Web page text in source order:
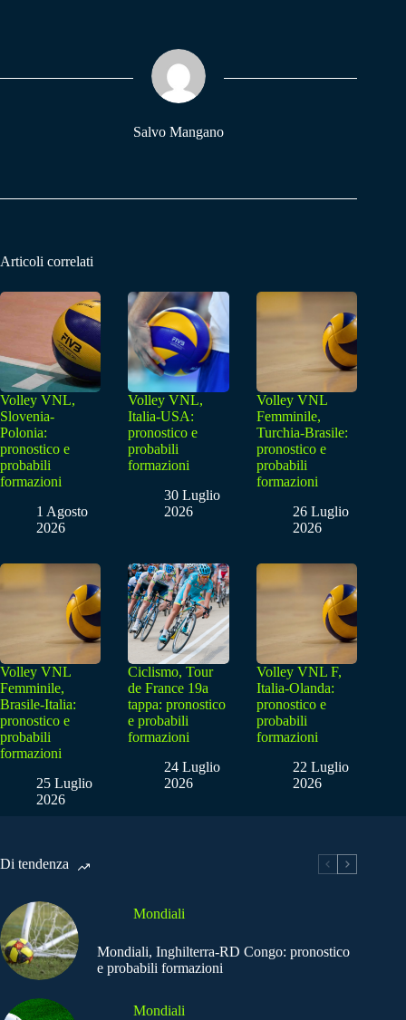
pp m
Salvo Mangano
Articoli correlati
Volley VNL,
Slovenia-
Polonia:
pronostico e
probabili
formazioni
1 Agosto
2026
Volley VNL,
Italia-USA:
pronostico e
probabili
formazioni
30 Luglio
2026
Volley VNL
Femminile,
Turchia-Brasile:
pronostico e
probabili
formazioni
26 Luglio
2026
Volley VNL
Femminile,
Brasile-Italia:
pronostico e
probabili
formazioni
25 Luglio
2026
Ciclismo, Tour
de France 19a
tappa: pronostico
e probabili
formazioni
24 Luglio
2026
Volley VNL F,
Italia-Olanda:
pronostico e
probabili
formazioni
22 Luglio
2026
Di tendenza
Mondiali
Mondiali, Inghilterra-RD Congo: pronostico
e probabili formazioni
Mondiali